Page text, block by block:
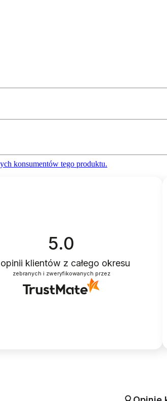
konsumentów tego produktu.
5.0
opinii klientów z całego okresu
zebranych i zweryfikowanych przez